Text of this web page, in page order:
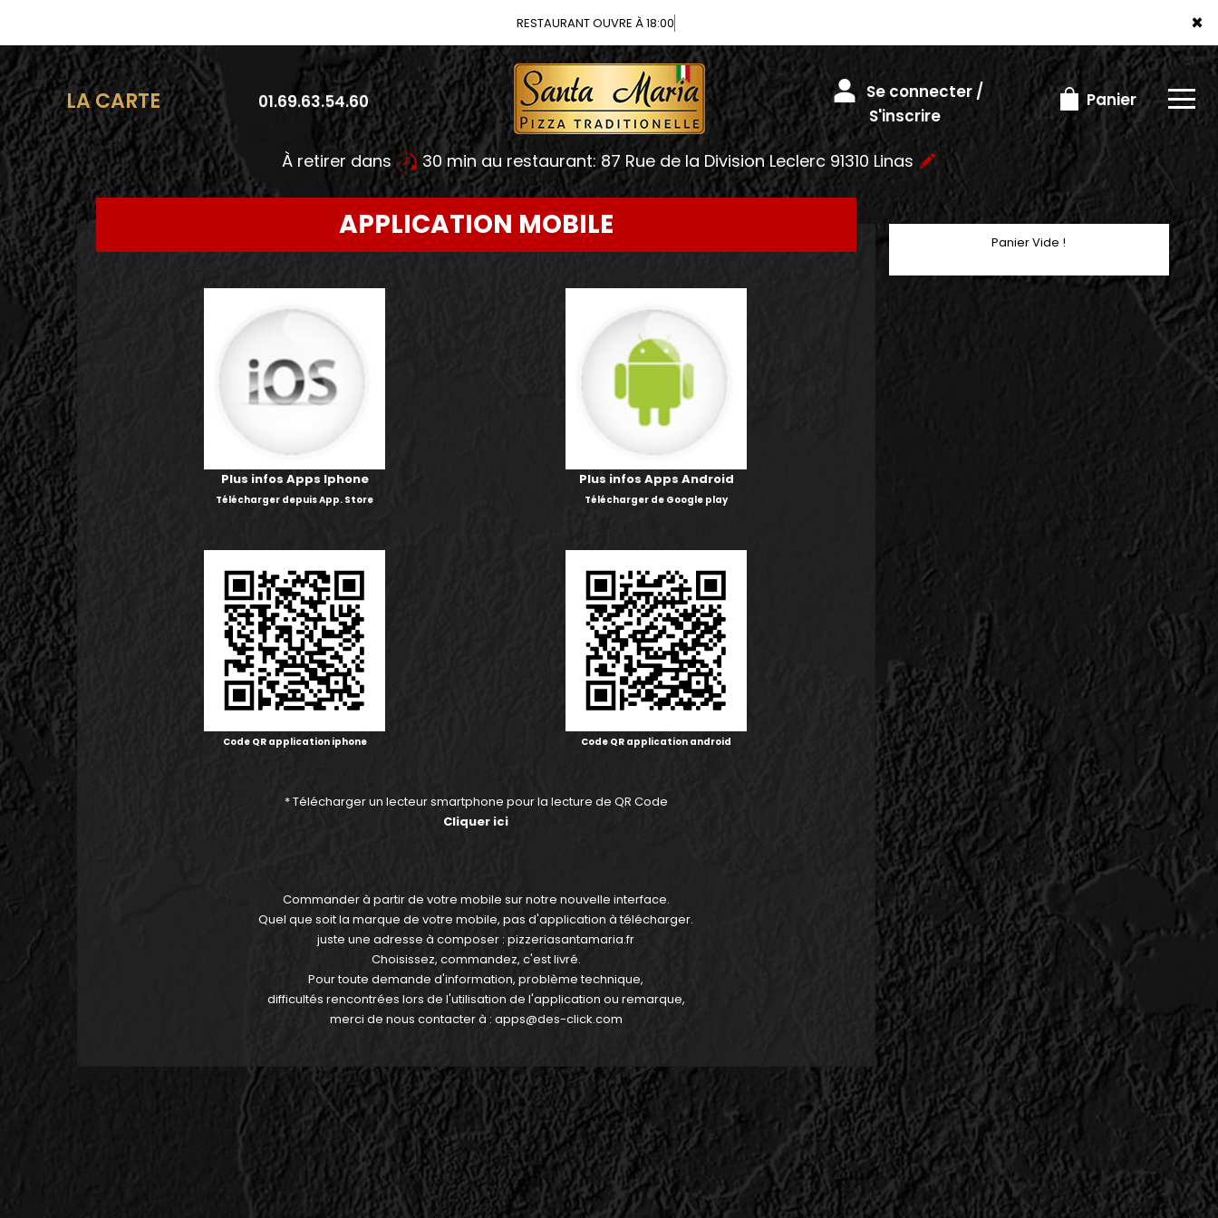
×
RESTAURANT OUVRE À 18:00
À retirer dans 30 min au restaurant: 87 Rue de la Division Leclerc 91310 Linas
LA CARTE 01.69.63.54.60
Se connecter /
S'inscrire
Panier
APPLICATION MOBILE
Plus infos Apps Iphone Plus infos Apps Android
Télécharger depuis App. Store Télécharger de Google play
Code QR application iphone Code QR application android
* Télécharger un lecteur smartphone pour la lecture de QR Code
Cliquer ici
Commander à partir de votre mobile sur notre nouvelle interface.
Quel que soit la marque de votre mobile, pas d'application à télécharger.
juste une adresse à composer : pizzeriasantamaria.fr
Choisissez, commandez, c'est livré.
Pour toute demande d'information, problème technique,
difficultés rencontrées lors de l'utilisation de l'application ou remarque,
merci de nous contacter à : apps@des-click.com
Panier Vide !